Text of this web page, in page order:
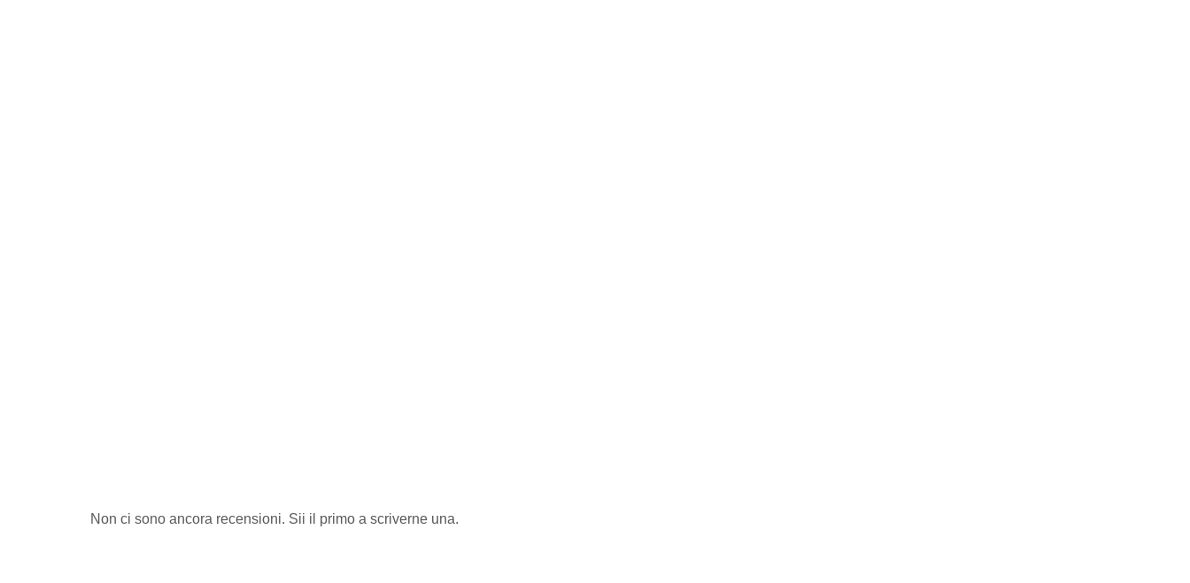
Non ci sono ancora recensioni. Sii il primo a scriverne una.